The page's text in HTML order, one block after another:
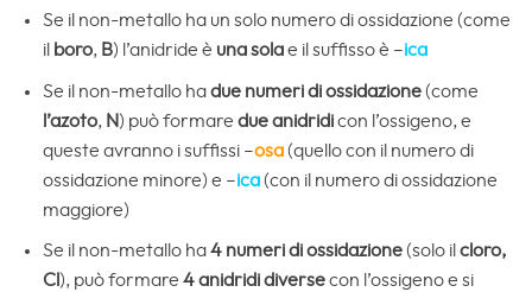
Se il non-metallo ha un solo numero di ossidazione (come
il boro, B) l’anidride è una solae il suffisso è –ica
Se il non-metallo hadue numeri di ossidazione(come
l’azoto, N) può formare due anidridicon l’ossigeno, e
queste avranno i suffissi –osa(quello con il numero di
ossidazione minore) e –ica(con il numero di ossidazione
maggiore)
Se il non-metallo ha4 numeri di ossidazione(solo il cloro,
Cl ), può formare 4 anidridi diversecon l’ossigeno e si